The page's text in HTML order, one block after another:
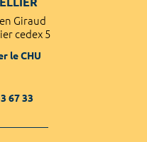
Giraud
cedex 5
le CHU
67 33